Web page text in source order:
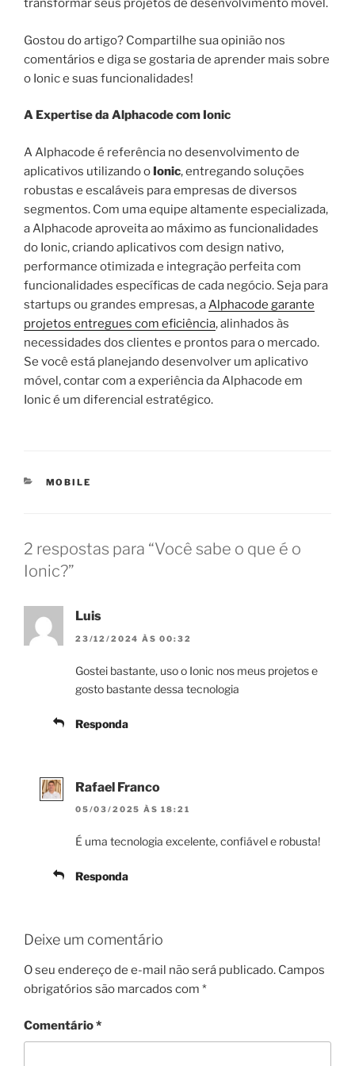
transformar seus projetos de desenvolvimento móvel.
Gostou do artigo? Compartilhe sua opinião nos
comentários e diga se gostaria de aprender mais sobre
o Ionic e suas funcionalidades!
A Expertise da Alphacode com Ionic
A Alphacode é referência no desenvolvimento de
aplicativos utilizando o Ionic, entregando soluções
robustas e escaláveis para empresas de diversos
segmentos. Com uma equipe altamente especializada,
a Alphacode aproveita ao máximo as funcionalidades
do Ionic, criando aplicativos com design nativo,
performance otimizada e integração perfeita com
funcionalidades específicas de cada negócio. Seja para
startups ou grandes empresas, aAlphacode garante
projetos entregues com eficiência, alinhados às
necessidades dos clientes e prontos para o mercado.
Se você está planejando desenvolver um aplicativo
móvel, contar com a experiência da Alphacode em
Ionic é um diferencial estratégico.
CATEGORIAS
MOBILE
2 respostas para “Você sabe o que é o
Ionic?”
Luis
23/12/2024 ÀS 00:32
Gostei bastante, uso o Ionic nos meus projetos e
gosto bastante dessa tecnologia
Responda
Rafael Franco
05/03/2025 ÀS 18:21
É uma tecnologia excelente, confiável e robusta!
Responda
Deixe um comentário
O seu endereço de e-mail não será publicado. Campos
obrigatórios são marcados com *
Comentário*